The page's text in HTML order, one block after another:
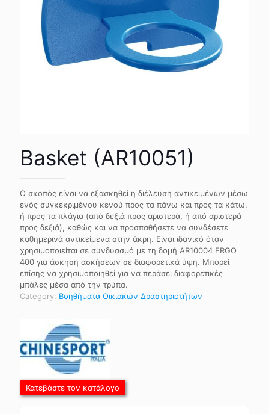
Basket (AR10051)
Ο σκοπός είναι να εξασκηθεί η διέλευση αντικειμένων μέσω
ενός συγκεκριμένου κενού προς τα πάνω και προς τα κάτω,
ή προς τα πλάγια (από δεξιά προς αριστερά, ή από αριστερά
προς δεξιά), καθώς και να προσπαθήσετε να συνδέσετε
καθημερινά αντικείμενα στην άκρη. Είναι ιδανικό όταν
χρησιμοποιείται σε συνδυασμό με τη δομή AR10004 ERGO
400 για άσκηση ασκήσεων σε διαφορετικά ύψη. Μπορεί
επίσης να χρησιμοποιηθεί για να περάσει διαφορετικές
μπάλες μέσα από την τρύπα.
Category: Βοηθήματα Οικιακών Δραστηριοτήτων
Κατεβάστε τον κατάλογο